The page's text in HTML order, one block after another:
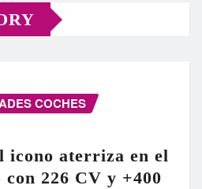
COCHES
icono aterriza en el
226 CV y +400